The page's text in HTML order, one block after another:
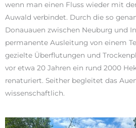
wenn man einen Fluss wieder mit
Auwald verbindet. Durch die so
Donauauen zwischen Neuburg und
permanente Ausleitung von einem
gezielte Überflutungen und
vor etwa 20 Jahren ein rund 2000
renaturiert. Seither begleitet das
wissenschaftlich.